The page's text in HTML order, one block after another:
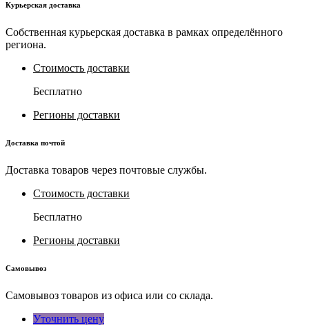
Курьерская доставка
Собственная курьерская доставка в рамках определённого
региона.
Стоимость доставки
Бесплатно
Регионы доставки
Доставка почтой
Доставка товаров через почтовые службы.
Стоимость доставки
Бесплатно
Регионы доставки
Самовывоз
Самовывоз товаров из офиса или со склада.
Уточнить цену